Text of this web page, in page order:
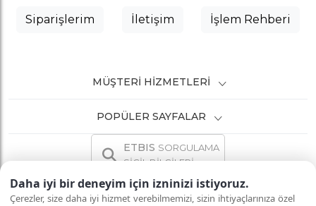
Daha iyi bir deneyim için izninizi istiyoruz.
Çerezler, size daha iyi hizmet verebilmemizi, sizin ihtiyaçlarınıza özel
Siparişlerim İletişim İşlem Rehberi
MÜŞTERI HIZMETLERI
POPÜLER SAYFALAR
ETBIS SORGULAMA
SİCİL BİLGİLERİ